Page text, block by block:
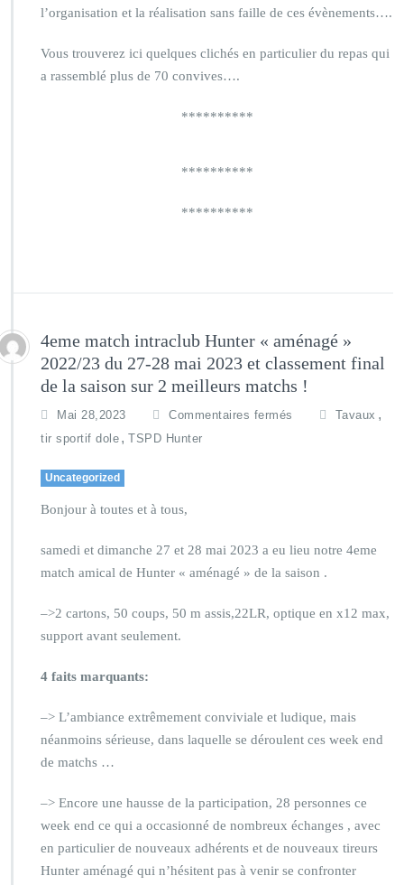
l’organisation et la réalisation sans faille de ces évènements….
Vous trouverez ici quelques clichés en particulier du repas qui
a rassemblé plus de 70 convives….
**********
**********
**********
4eme match intraclub Hunter « aménagé »
2022/23 du 27-28 mai 2023 et classement final
de la saison sur 2 meilleurs matchs !
Mai 28,2023 Commentaires fermés Tavaux ,
tir sportif dole , TSPD Hunter
Uncategorized
Bonjour à toutes et à tous,
samedi et dimanche 27 et 28 mai 2023 a eu lieu notre 4eme
match amical de Hunter « aménagé » de la saison .
–>2 cartons, 50 coups, 50 m assis,22LR, optique en x12 max,
support avant seulement.
4 faits marquants:
–> L’ambiance extrêmement conviviale et ludique, mais
néanmoins sérieuse, dans laquelle se déroulent ces week end
de matchs …
–> Encore une hausse de la participation, 28 personnes ce
week end ce qui a occasionné de nombreux échanges , avec
en particulier de nouveaux adhérents et de nouveaux tireurs
Hunter aménagé qui n’hésitent pas à venir se confronter